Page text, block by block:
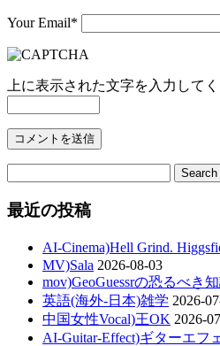
Your Email*
上に表示された文字を入力してく
最近の投稿
AI-Cinema)Hell Grind.
MV)Sala 2026-08-03
mov)GeoGuessrの恐るべき
英語(海外-日本)雑学 2026-
中国女性Vocal)王OK 2026-
AI-Guitar-Effect)ギターエフ